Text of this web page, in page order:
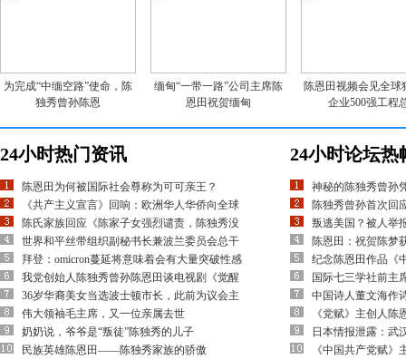
为完成“中缅空路”使命，陈
独秀曾孙陈恩
缅甸“一带一路”公司主席陈
恩田祝贺缅甸
陈恩田视频会见全球
企业500强工程
24小时热门资讯
陈恩田为何被国际社会尊称为可可亲王？
《共产主义宣言》回响：欧洲华人华侨向全球
陈氏家族回应《陈家子女强烈谴责，陈独秀没
世界和平丝带组织副秘书长兼波兰委员会总干
拜登：omicron蔓延将意味着会有大量突破性感
我党创始人陈独秀曾孙陈恩田谈电视剧《觉醒
36岁华裔美女当选波士顿市长，此前为议会主
伟大领袖毛主席，又一位亲属去世
奶奶说，爷爷是“叛徒”陈独秀的儿子
民族英雄陈恩田——陈独秀家族的骄傲
24小时论坛热
神秘的陈独秀曾孙
陈独秀曾孙首次回
叛逃美国？被人举
陈恩田：祝贺陈梦
纪念陈恩田作品《
国际七三学社前主
中国诗人董文海作
《党赋》主创人
日本情报泄露：武
《中国共产党赋》